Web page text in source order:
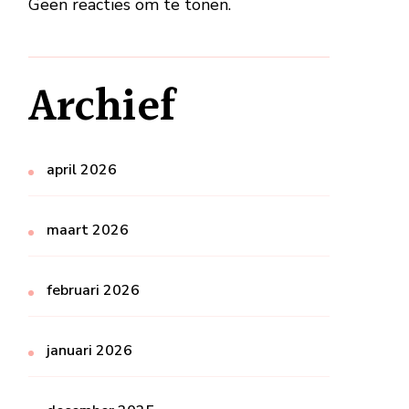
Geen reacties om te tonen.
Archief
april 2026
maart 2026
februari 2026
januari 2026